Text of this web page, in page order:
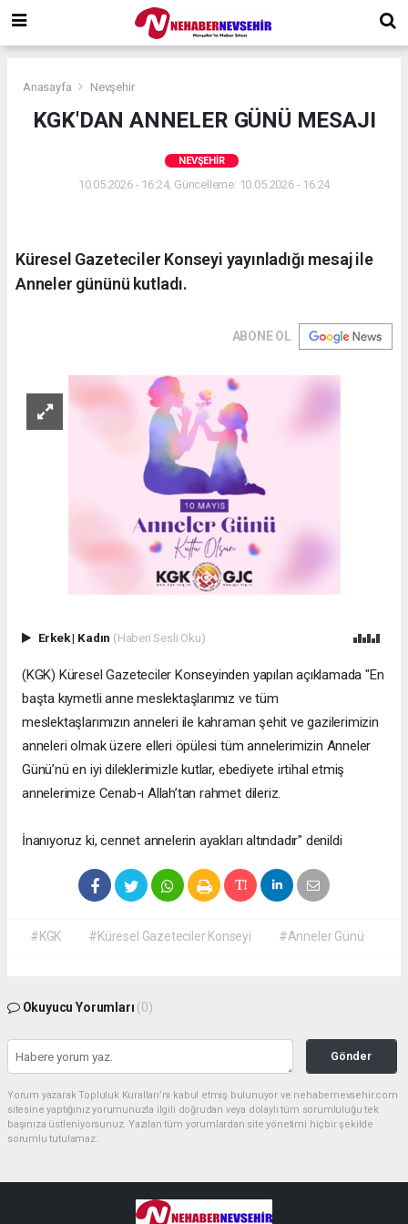
Anasayfa Nevşehir
KGK'DAN ANNELER GÜNÜ MESAJI
NEVŞEHIR
10.05.2026 - 16:24, Güncelleme: 10.05.2026 - 16:24
Küresel Gazeteciler Konseyi yayınladığı mesaj ile
Anneler gününü kutladı.
ABONE OL
Erkek| Kadın (Haberi Sesli Oku)
(KGK) Küresel Gazeteciler Konseyinden yapılan açıklamada "En
başta kıymetli anne meslektaşlarımız ve tüm
meslektaşlarımızın anneleri ile kahraman şehit ve gazilerimizin
anneleri olmak üzere elleri öpülesi tüm annelerimizin Anneler
Günü’nü en iyi dileklerimizle kutlar, ebediyete irtihal etmiş
annelerimize Cenab-ı Allah’tan rahmet dileriz.
İnanıyoruz ki, cennet annelerin ayakları altındadır" denildi
#KGK #Küresel Gazeteciler Konseyi #Anneler Günü
Okuyucu Yorumları (0)
Gönder
Yorum yazarak Topluluk Kuralları’nı kabul etmiş bulunuyor ve nehabernevsehir.com
sitesine yaptığınız yorumunuzla ilgili doğrudan veya dolaylı tüm sorumluluğu tek
başınıza üstleniyorsunuz. Yazılan tüm yorumlardan site yönetimi hiçbir şekilde
sorumlu tutulamaz.